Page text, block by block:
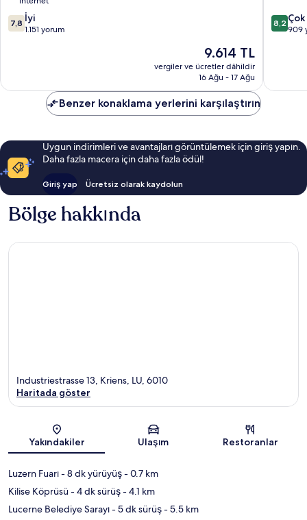
10
üzerinden
7,8 İyi
1.151 yorum
Güncel
fiyat:
9.614 TL
9.614 TL
vergiler ve ücretler dâhildir
16 Ağu - 17 Ağu
by
IHG
10
yorum
8,2
909
Benzer konaklama yerlerini karşılaştırın
Uygun indirimleri ve avantajları görüntülemek için giriş yapın.
Daha fazla macera için daha fazla ödül!
Giriş yap Ücretsiz olarak kaydolun
Bölge hakkında
Harita
Industriestrasse 13, Kriens, LU, 6010
Haritada göster
Yakındakiler Ulaşım Restoranlar
Luzern Fuarı- 8 dk yürüyüş- 0.7 km
Kilise Köprüsü- 4 dk sürüş- 4.1 km
Lucerne Belediye Sarayı- 5 dk sürüş- 5.5 km